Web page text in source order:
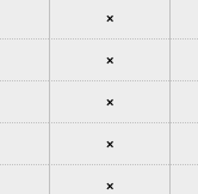
×
×
×
×
×